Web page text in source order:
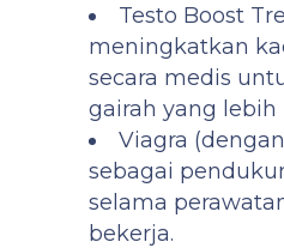
Testo Boost
meningkatkan
secara medis
gairah yang lebih
Viagra
sebagai
selama
bekerja.